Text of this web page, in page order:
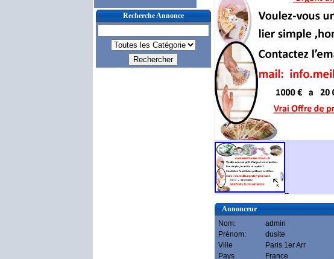
Recherche Annonce
Annonceur
Nom:
admin
Prénom:
dusite
Ville
Paris 1er Arr
Pays
France